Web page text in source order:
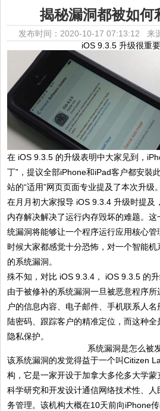
揭秘漏洞都被如何
发布时间：2020-10-17 07:13:12 来
iOS 9.3.5 升级很重
在 iOS 9.3.5 的升级表明中大家见到，
丁”，提议全部iPhone和iPad客户都安裝
站的“适用”网页页面专业提及了本次升级。
在月月初大家报导 iOS 9.3.4 升级时提及
内存解决解决了运行内存毁坏的难题。
统漏洞将能够让一个程序运行应用核心
时候大家都感觉十分恐怖，对一个智能
的系统漏洞。
殊不知，对比 iOS 9.3.4， iOS 9.3.5 的
由于被修补的系统漏洞一旦被恶意程序
户的信息内容、电子邮件、手机联系人
陆密码、跟踪客户的精准定位，而这种
隐私保护。
系统漏洞是怎么被
该系统漏洞的发觉得益于一个叫Citizen
构，它是一家开设于加拿大多伦多大学
科学研究和开发设计通信网络技术性、
务管理。该机构大概在10天前向iPhone